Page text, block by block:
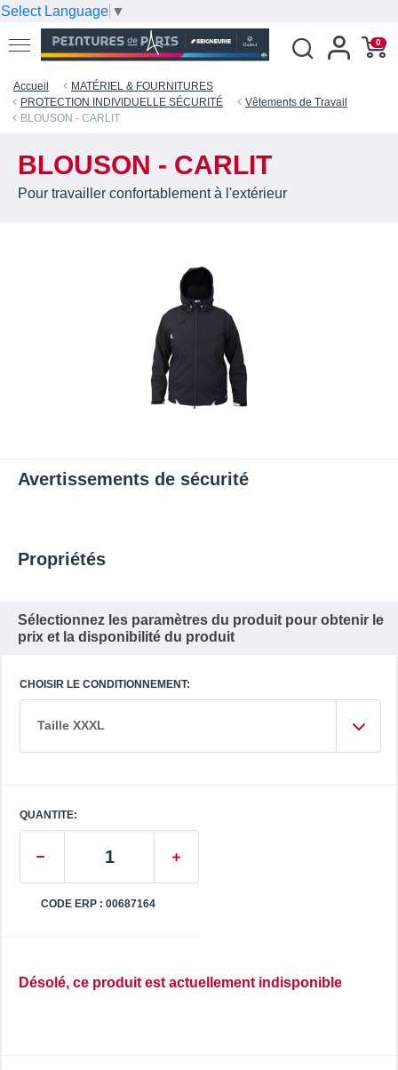
Select Language ▼
0
Accueil
MATÉRIEL & FOURNITURES
PROTECTION INDIVIDUELLE SÉCURITÉ
Vêtements de Travail
BLOUSON - CARLIT
BLOUSON - CARLIT
Pour travailler confortablement à l'extérieur
Avertissements de sécurité
Propriétés
Sélectionnez les paramètres du produit pour obtenir le
prix et la disponibilité du produit
CHOISIR LE CONDITIONNEMENT:
Taille XXXL
QUANTITE:
CODE ERP : 00687164
Désolé, ce produit est actuellement indisponible